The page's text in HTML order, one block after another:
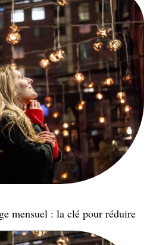
mensuel : la clé pour réduire